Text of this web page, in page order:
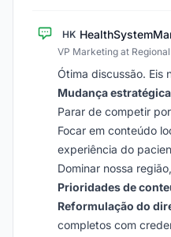
HK
VP Marketing at
Ótima discussão. Eis
Mudança
Parar de competir
Focar em conteúdo
experiência do
Dominar nossa
Prioridades de
Reformulação do
completos com